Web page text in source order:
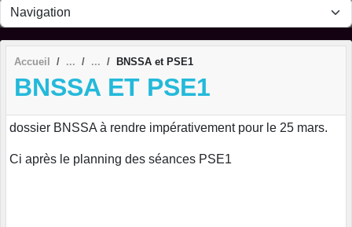
Accueil BNSSA et PSE1
BNSSA ET PSE1
dossier BNSSA à rendre impérativement pour le 25 mars.
Ci après le planning des séances PSE1